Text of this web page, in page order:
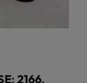
2166,